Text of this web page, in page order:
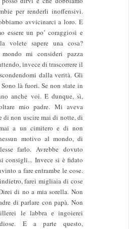
per renderli inoffensivi.
avvicinarci a loro. E
essere un po’ coraggiosi e
volete sapere una cosa?
mi consideri pazza
invece di trascorrere il
dalla verità. Gli
là fuori. Se non state in
anche voi. E dunque, sì,
mio padre. Mi aveva
non uscire mai di notte, di
a un cimitero e di non
motivo al mondo, di
farlo. Avrebbe dovuto
consigli... Invece si è fidato
a fare entrambe le cose.
farei migliaia di cose
di no a mia sorella. Non
di parlare con papà. Non
le labbra e ingoierei
E a parte questo,